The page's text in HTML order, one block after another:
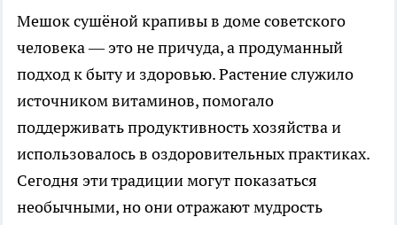
Мешок сушёной крапивы в доме советского
человека — это не причуда, а продуманный
подход к быту и здоровью. Растение служило
источником витаминов, помогало
поддерживать продуктивность хозяйства и
использовалось в оздоровительных практиках.
Сегодня эти традиции могут показаться
необычными, но они отражают мудрость